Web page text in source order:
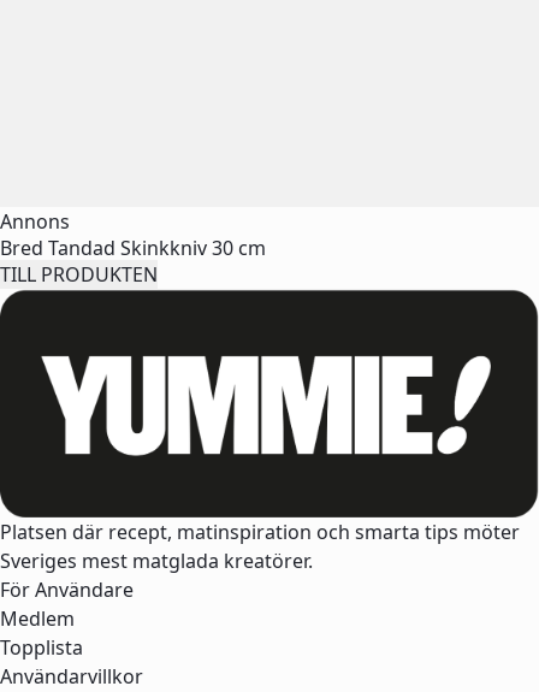
Annons
Bred Tandad Skinkkniv 30 cm
TILL PRODUKTEN
Platsen där recept, matinspiration och smarta tips möter
Sveriges mest matglada kreatörer.
För Användare
Medlem
Topplista
Användarvillkor